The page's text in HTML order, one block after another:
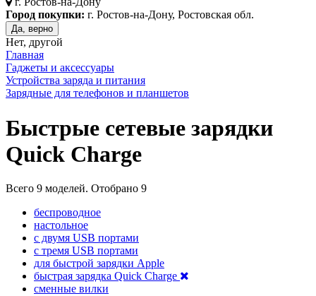
Город покупки: г. Ростов-на-Дону, Ростовская обл.
Да, верно
Нет, другой
Главная
Гаджеты и аксессуары
Устройства заряда и питания
Зарядные для телефонов и планшетов
Быстрые сетевые зарядки
Quick Charge
Всего 9 моделей. Отобрано 9
беспроводное
настольное
с двумя USB портами
с тремя USB портами
для быстрой зарядки Apple
быстрая зарядка Quick Charge
сменные вилки